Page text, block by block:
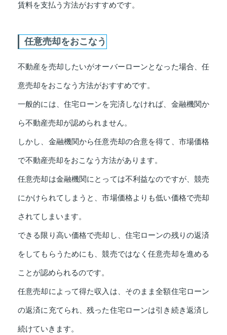
賃料を支払う方法がおすすめです。
任意売却をおこなう
不動産を売却したいがオーバーローンとなった場合、任
意売却をおこなう方法がおすすめです。
一般的には、住宅ローンを完済しなければ、金融機関か
ら不動産売却が認められません。
しかし、金融機関から任意売却の合意を得て、市場価格
で不動産売却をおこなう方法があります。
任意売却は金融機関にとっては不利益なのですが、競売
にかけられてしまうと、市場価格よりも低い価格で売却
されてしまいます。
できる限り高い価格で売却し、住宅ローンの残りの返済
をしてもらうためにも、競売ではなく任意売却を進める
ことが認められるのです。
任意売却によって得た収入は、そのまま全額住宅ローン
の返済に充てられ、残った住宅ローンは引き続き返済し
続けていきます。